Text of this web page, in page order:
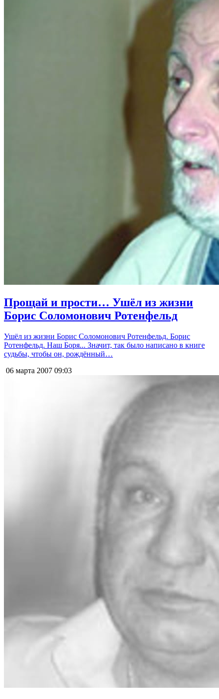
Прощай и прости… Ушёл из жизни
Борис Соломонович Ротенфельд
Ушёл из жизни Борис Соломонович Ротенфельд. Борис
Ротенфельд. Наш Боря... Значит, так было написано в книге
судьбы, чтобы он, рождённый…
06 марта 2007 09:03